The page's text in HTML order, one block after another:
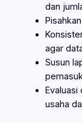
dan
agar
Susun
Evaluasi
usaha